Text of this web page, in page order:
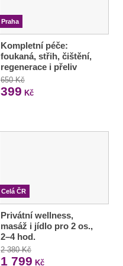
Praha
Kompletní péče:
foukaná, střih, čištění,
regenerace i přeliv
650 Kč
399 Kč
Celá ČR
Privátní wellness,
masáž i jídlo pro 2 os.,
2–4 hod.
2 380 Kč
1 799 Kč